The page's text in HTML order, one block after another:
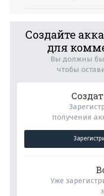
Создайте
для
Вы должны
чтобы
получения
Уже